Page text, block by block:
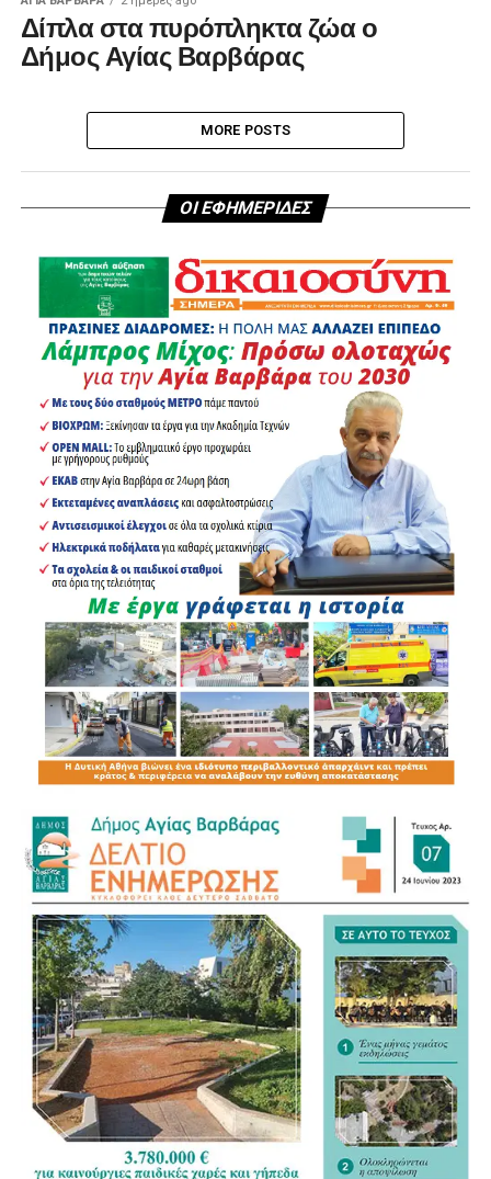
Δίπλα στα πυρόπληκτα ζώα ο
Δήμος Αγίας Βαρβάρας
MORE POSTS
ΟΙ ΕΦΗΜΕΡΙΔΕΣ